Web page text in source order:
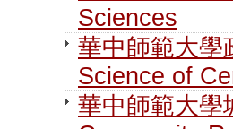
Sciences
華中師範大學
Science of
華中師範大學